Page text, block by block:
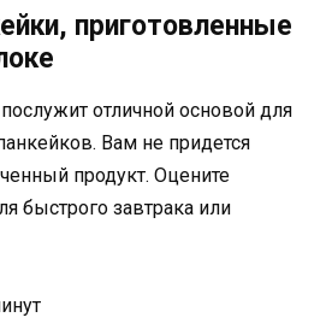
приготовленные
отличной основой для
Вам не придется
продукт. Оцените
быстрого завтрака или